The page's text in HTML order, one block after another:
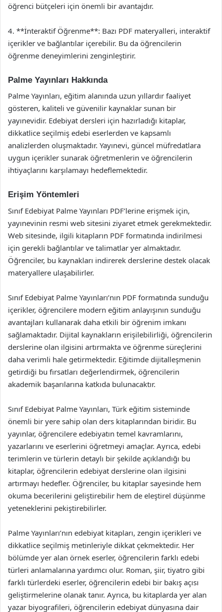
öğrenci bütçeleri için önemli bir avantajdır.
4. **İnteraktif Öğrenme**: Bazı PDF materyalleri, interaktif
içerikler ve bağlantılar içerebilir. Bu da öğrencilerin
öğrenme deneyimlerini zenginleştirir.
Palme Yayınları Hakkında
Palme Yayınları, eğitim alanında uzun yıllardır faaliyet
gösteren, kaliteli ve güvenilir kaynaklar sunan bir
yayınevidir. Edebiyat dersleri için hazırladığı kitaplar,
dikkatlice seçilmiş edebi eserlerden ve kapsamlı
analizlerden oluşmaktadır. Yayınevi, güncel müfredatlara
uygun içerikler sunarak öğretmenlerin ve öğrencilerin
ihtiyaçlarını karşılamayı hedeflemektedir.
Erişim Yöntemleri
Sınıf Edebiyat Palme Yayınları PDF’lerine erişmek için,
yayınevinin resmi web sitesini ziyaret etmek gerekmektedir.
Web sitesinde, ilgili kitapların PDF formatında indirilmesi
için gerekli bağlantılar ve talimatlar yer almaktadır.
Öğrenciler, bu kaynakları indirerek derslerine destek olacak
materyallere ulaşabilirler.
Sınıf Edebiyat Palme Yayınları’nın PDF formatında sunduğu
içerikler, öğrencilere modern eğitim anlayışının sunduğu
avantajları kullanarak daha etkili bir öğrenim imkanı
sağlamaktadır. Dijital kaynakların erişilebilirliği, öğrencilerin
derslerine olan ilgisini artırmakta ve öğrenme süreçlerini
daha verimli hale getirmektedir. Eğitimde dijitalleşmenin
getirdiği bu fırsatları değerlendirmek, öğrencilerin
akademik başarılarına katkıda bulunacaktır.
Sınıf Edebiyat Palme Yayınları, Türk eğitim sisteminde
önemli bir yere sahip olan ders kitaplarından biridir. Bu
yayınlar, öğrencilere edebiyatın temel kavramlarını,
yazarlarını ve eserlerini öğretmeyi amaçlar. Ayrıca, edebi
terimlerin ve türlerin detaylı bir şekilde açıklandığı bu
kitaplar, öğrencilerin edebiyat derslerine olan ilgisini
artırmayı hedefler. Öğrenciler, bu kitaplar sayesinde hem
okuma becerilerini geliştirebilir hem de eleştirel düşünme
yeteneklerini pekiştirebilirler.
Palme Yayınları’nın edebiyat kitapları, zengin içerikleri ve
dikkatlice seçilmiş metinleriyle dikkat çekmektedir. Her
bölümde yer alan örnek eserler, öğrencilerin farklı edebi
türleri anlamalarına yardımcı olur. Roman, şiir, tiyatro gibi
farklı türlerdeki eserler, öğrencilerin edebi bir bakış açısı
geliştirmelerine olanak tanır. Ayrıca, bu kitaplarda yer alan
yazar biyografileri, öğrencilerin edebiyat dünyasına dair